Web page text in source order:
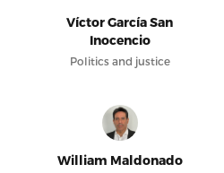
Víctor García San
Inocencio
Politics and justice
William Maldonado